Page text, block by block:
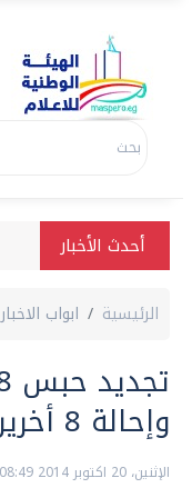
أحدث الأخبار
الرئيسية ابواب الاخبار
وإحالة 8 أخرين للجنايات بطنطا
الإثنين، 20 اكتوبر 2014 08:49 م